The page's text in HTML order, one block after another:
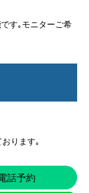
す｡モニターご希
ります｡
話予約